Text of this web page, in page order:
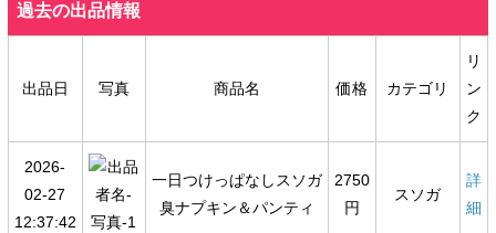
過去の出品情報
出品日 写真 商品名 価格 カテゴリ
リ
ン
ク
2026-
02-27
12:37:42
一日つけっぱなしスソガ
臭ナプキン＆パンティ
2750
円
スソガ
詳
細